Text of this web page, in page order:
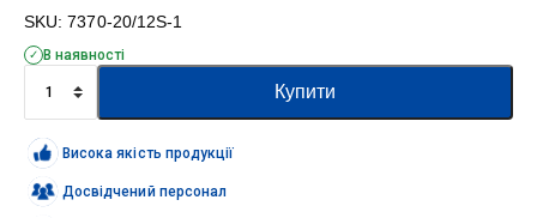
SKU: 7370-20/12S-1
В наявності
гайка
METR-
штуцер
METR
O'R
24S
Купити
Висока якість продукції
Досвідчений персонал